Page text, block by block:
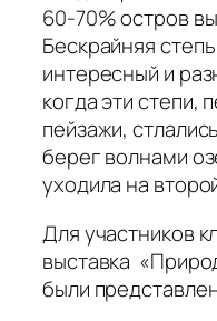
60-70% остров
Бескрайняя
интересный и
когда эти степи,
пейзажи,
берег волнами
уходила на
Для участников
выставка
были